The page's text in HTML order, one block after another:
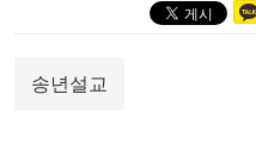
송년설교